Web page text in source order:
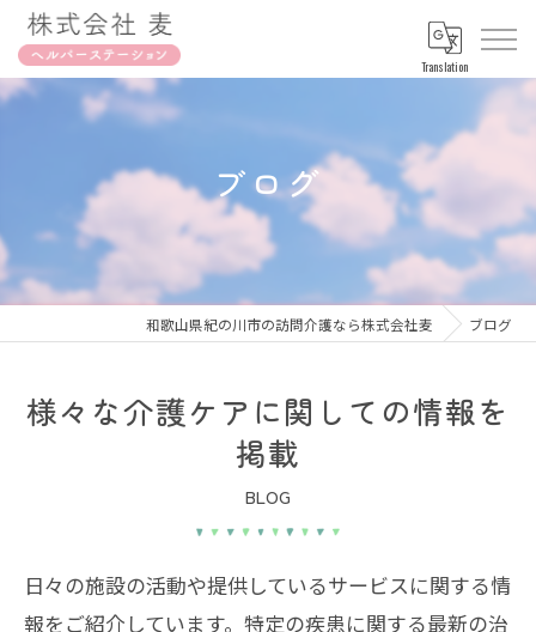
Translation
ブログ
和歌山県紀の川市の訪問介護なら株式会社麦 ブログ
様々な介護ケアに関しての情報を
掲載
BLOG
日々の施設の活動や提供しているサービスに関する情
報をご紹介しています。特定の疾患に関する最新の治